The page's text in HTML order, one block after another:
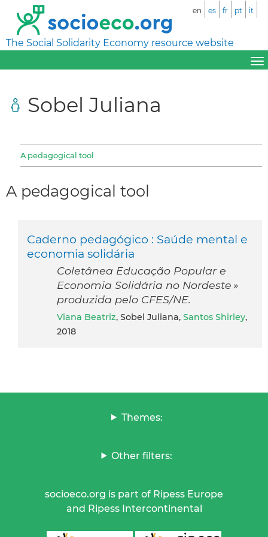
The Social Solidarity Economy resource website
en es fr pt it
Sobel Juliana
A pedagogical tool
A pedagogical tool
Caderno pedagógico : Saúde mental e
economia solidária
Coletânea Educação Popular e
Economia Solidária no Nordeste »
produzida pelo CFES/NE.
Viana Beatriz, Sobel Juliana, Santos Shirley,
2018
Themes:
Other filters:
socioeco.org is part of Ripess Europe
and Ripess Intercontinental